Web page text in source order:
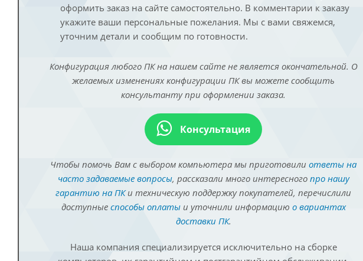
оформить заказ на сайте самостоятельно. В комментарии к заказу
укажите ваши персональные пожелания. Мы с вами свяжемся,
уточним детали и сообщим по готовности.
Конфигурация любого ПК на нашем сайте не является окончательной. О
желаемых изменениях конфигурации ПК вы можете сообщить
консультанту при оформлении заказа.
Консультация
Чтобы помочь Вам с выбором компьютера мы приготовили ответы на
часто задаваемые вопросы, рассказали много интересного про нашу
гарантию на ПКи техническую поддержку покупателей, перечислили
доступные способы оплатыи уточнили информацию о вариантах
доставки ПК.
Наша компания специализируется исключительно на сборке